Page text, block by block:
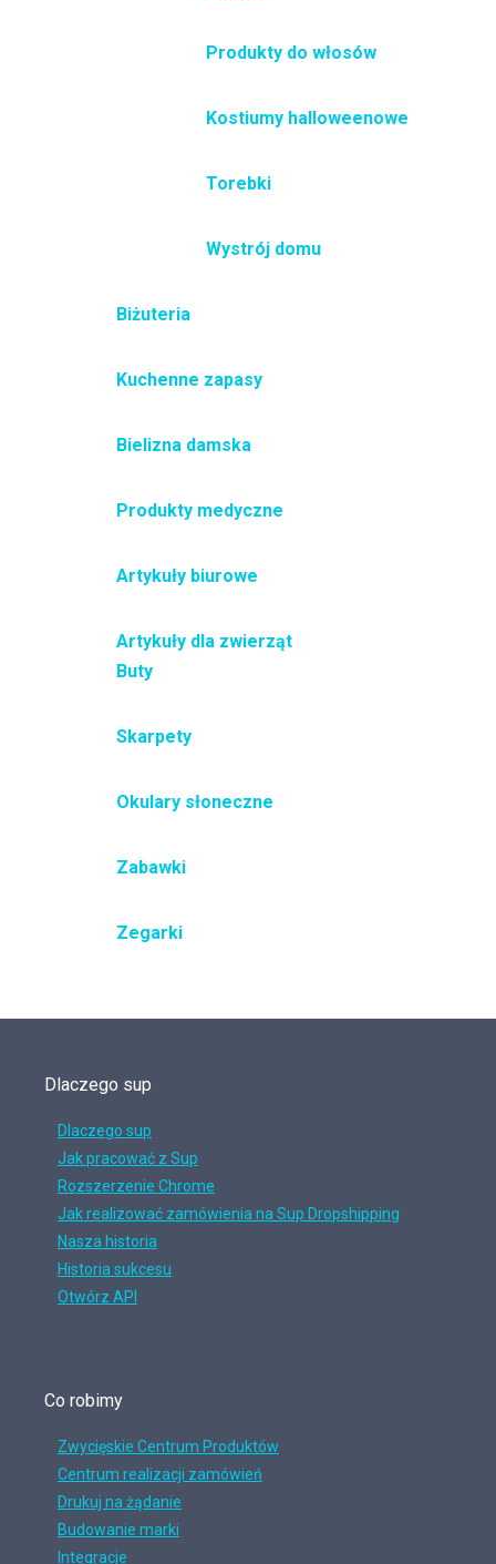
Produkty do włosów
Kostiumy halloweenowe
Torebki
Wystrój domu
Biżuteria
Kuchenne zapasy
Bielizna damska
Produkty medyczne
Artykuły biurowe
Artykuły dla zwierząt
Buty
Skarpety
Okulary słoneczne
Zabawki
Zegarki
Dlaczego sup
Dlaczego sup
Jak pracować z Sup
Rozszerzenie Chrome
Jak realizować zamówienia na Sup Dropshipping
Nasza historia
Historia sukcesu
Otwórz API
Co robimy
Zwycięskie Centrum Produktów
Centrum realizacji zamówień
Drukuj na żądanie
Budowanie marki
Integracje